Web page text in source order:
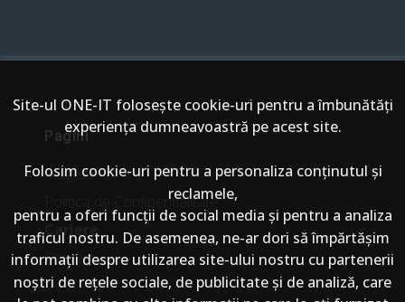
Pagini
Magazin Online
Politica de Confidentialitate
Cariere
Contact
Site-ul ONE-IT foloseşte cookie-uri pentru a îmbunătăți
experiența dumneavoastră pe acest site.
Folosim cookie-uri pentru a personaliza conținutul și
reclamele,
pentru a oferi funcții de social media și pentru a analiza
traficul nostru. De asemenea, ne-ar dori să împărtășim
informații despre utilizarea site-ului nostru cu partenerii
noștri de rețele sociale, de publicitate și de analiză, care